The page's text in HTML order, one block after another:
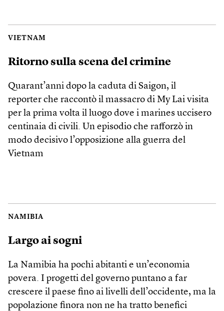
VIETNAM
Ritorno sulla scena del crimine
Quarant’anni dopo la caduta di Saigon, il
reporter che raccontò il massacro di My Lai visita
per la prima volta il luogo dove i marines uccisero
centinaia di civili. Un episodio che rafforzò in
modo decisivo l’opposizione alla guerra del
Vietnam
NAMIBIA
Largo ai sogni
La Namibia ha pochi abitanti e un’economia
povera. I progetti del governo puntano a far
crescere il paese fino ai livelli dell’occidente, ma la
popolazione finora non ne ha tratto benefici